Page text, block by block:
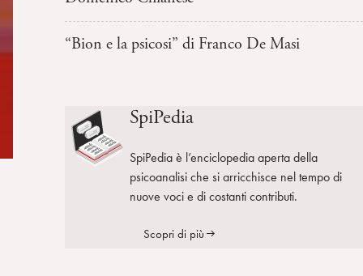
“Bion e la psicosi” di Franco De Masi
SpiPedia
SpiPedia è l’enciclopedia aperta della
psicoanalisi che si arricchisce nel tempo di
nuove voci e di costanti contributi.
Scopri di più